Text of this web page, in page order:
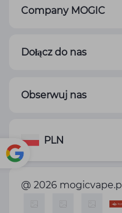
Company MOGIC
Dołącz do nas
Obserwuj nas
PLN
@ 2026 mogicvape.pl
ered
Translate